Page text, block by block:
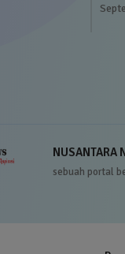
NUSANTARA
sebuah portal